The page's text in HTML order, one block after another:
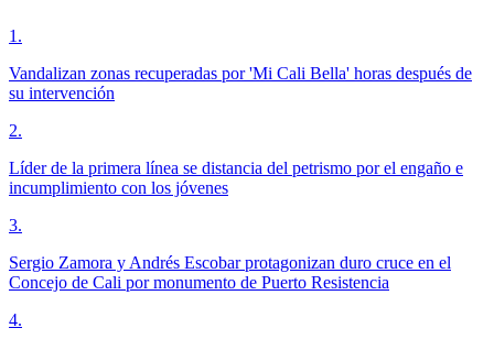
1 .
Vandalizan zonas recuperadas por 'Mi Cali Bella' horas después de
su intervención
2.
Líder de la primera línea se distancia del petrismo por el engaño e
incumplimiento con los jóvenes
3.
Sergio Zamora y Andrés Escobar protagonizan duro cruce en el
Concejo de Cali por monumento de Puerto Resistencia
4.